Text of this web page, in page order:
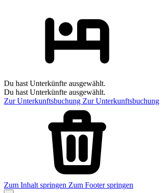
Du hast Unterkünfte ausgewählt.
Du hast Unterkünfte ausgewählt.
Zur Unterkunftsbuchung Zur Unterkunftsbuchung
Zum Inhalt springen Zum Footer springen